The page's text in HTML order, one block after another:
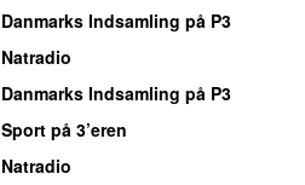
Danmarks Indsamling på P3
Natradio
Danmarks Indsamling på P3
Sport på 3’eren
Natradio